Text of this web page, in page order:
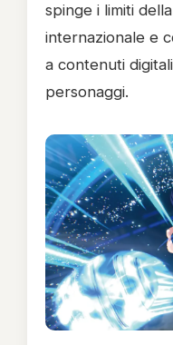
spinge i limiti
internazionale e
a contenuti
personaggi.